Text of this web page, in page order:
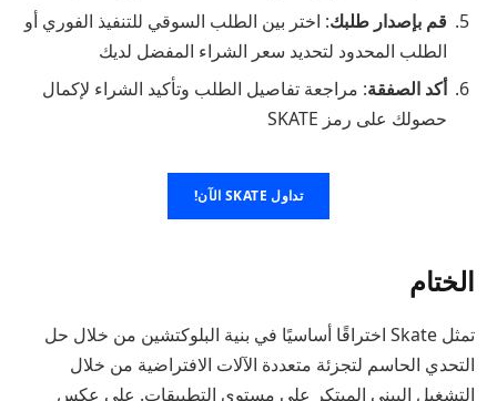
قم بإصدار طلبك: اختر بين الطلب السوقي للتنفيذ الفوري أو
الطلب المحدود لتحديد سعر الشراء المفضل لديك
أكد الصفقة: مراجعة تفاصيل الطلب وتأكيد الشراء لإكمال
حصولك على رمز SKATE
تداول SKATE الآن!
الختام
تمثل Skate اختراقًا أساسيًا في بنية البلوكتشين من خلال حل
التحدي الحاسم لتجزئة متعددة الآلات الافتراضية من خلال
التشغيل البيني المبتكر على مستوى التطبيقات. على عكس